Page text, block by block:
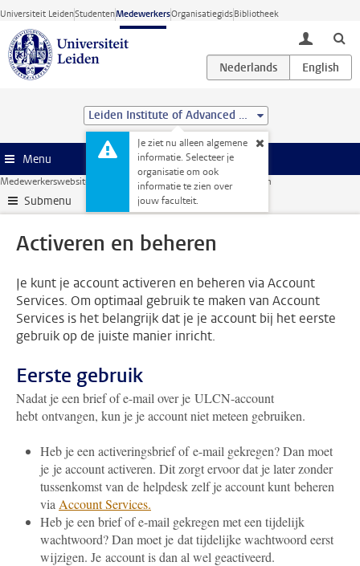
Ga direct naar de inhoud
Universiteit LeidenStudentenMedewerkersOrganisatiegidsBibliotheek
toggle
Leiden Institute of Advanced Computer Science (LIACS)
Je ziet nu alleen algemene
informatie. Selecteer je
organisatie om ook
informatie te zien over
jouw faculteit.
Menu
Medewerkerswebsite ULCN-account Activeren en beheren
Submenu
Activeren en beheren
Je kunt je account activeren en beheren via Account
Services. Om optimaal gebruik te maken van Account
Services is het belangrijk dat je je account bij het eerste
gebruik op de juiste manier inricht.
Eerste gebruik
Nadat je een brief of e-mail over je ULCN-account
hebt ontvangen, kun je je account niet meteen gebruiken.
Heb je een activeringsbrief of e-mail gekregen? Dan moet
je je account activeren. Dit zorgt ervoor dat je later zonder
tussenkomst van de helpdesk zelf je account kunt beheren
via Account Services.
Heb je een brief of e-mail gekregen met een tijdelijk
wachtwoord? Dan moet je dat tijdelijke wachtwoord eerst
wijzigen. Je account is dan al wel geactiveerd.